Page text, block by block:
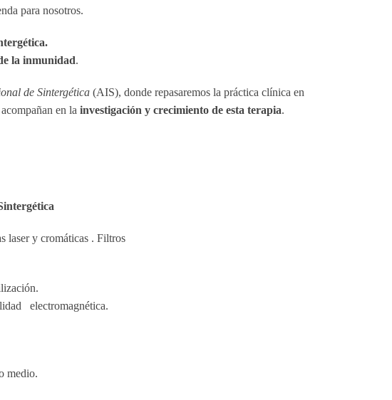
para nosotros.
la inmunidad.
de Sintergética (AIS), donde repasaremos la práctica clínica en
en la investigación y crecimiento de esta terapia.
ética
laser y cromáticas . Filtros
electromagnética.
medio.